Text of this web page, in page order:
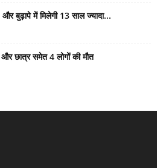
बुढ़ापे में मिलेगी 13 साल ज्यादा...
छात्र समेत 4 लोगों की मौत